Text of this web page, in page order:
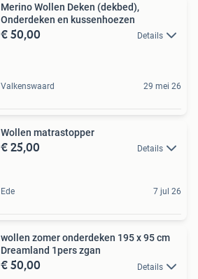
Merino Wollen Deken (dekbed),
Onderdeken en kussenhoezen
€ 50,00 Details
Valkenswaard 29 mei 26
Wollen matrastopper
€ 25,00 Details
Ede 7 jul 26
wollen zomer onderdeken 195 x 95 cm
Dreamland 1pers zgan
€ 50,00 Details